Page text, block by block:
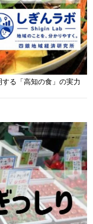
る「高知の食」の実力